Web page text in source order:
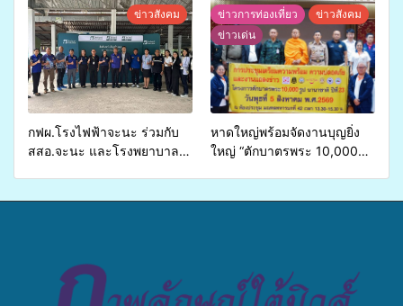
จ่ายงบกองทุนสุขภาพตำบล
รองรับการจัดบริการพาหนะรับ
ส่งผู้ทุพพลภาพเพื่อเข้ารับ
บริการสาธารณสุข ลดความ
เหลื่อมล้ำ ยกระดับคุณภาพ
ชีวิตประชาชนอย่างยั่งยืน
ข่ายสื่อสารองค์กร ระดมสมอง
วางแนวทางการทำงาน ปูทาง
สู่การสร้างภาพลักษณ์ที่ดีของ
มหาวิทยาลัย
ข่าวสังคม
กฟผ.โรงไฟฟ้าจะนะ ร่วมกับ
สสอ.จะนะ และโรงพยาบาล
ข่าวการท่องเที่ยว
ข่าวสังคม
ข่าวเด่น
หาดใหญ่พร้อมจัดงานบุญยิ่ง
ใหญ่ “ตักบาตรพระ 10,000